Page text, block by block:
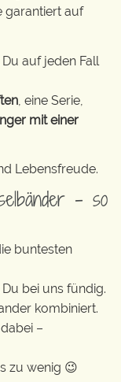
garantiert auf
auf jeden Fall
, eine Serie,
mit einer
Lebensfreude.
– so
buntesten
bei uns fündig.
kombiniert.
–
zu wenig 😉